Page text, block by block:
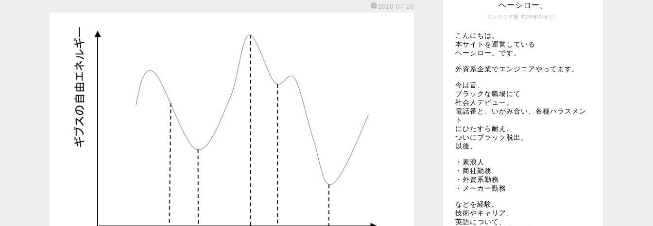
2018-07-28
エンジニア歴 約20年のオジ。
ヘーシロー。
こんにちは。
本サイトを運営している
ヘーシロー。です。
外資系企業でエンジニアやってます。
今は昔、
ブラックな職場にて
社会人デビュー。
電話番と、いがみ合い、各種ハラスメン
ト
にひたすら耐え、
ついにブラック脱出。
以後、
・素浪人
・商社勤務
・外資系勤務
・メーカー勤務
などを経験。
技術やキャリア、
英語について、